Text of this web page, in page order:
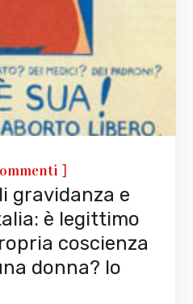
]
gravidanza e
è legittimo
coscienza
donna? Io